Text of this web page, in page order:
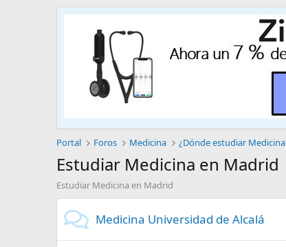
Portal Foros Medicina ¿Dónde estudiar
Estudiar Medicina en Madrid
Estudiar Medicina en Madrid
Medicina Universidad de Alcalá